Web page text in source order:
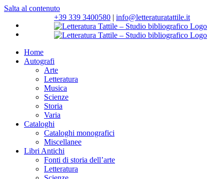
Salta al contenuto
+39 339 3400580 | info@letteraturatattile.it
Home
Autografi
Arte
Letteratura
Musica
Scienze
Storia
Varia
Cataloghi
Cataloghi monografici
Miscellanee
Libri Antichi
Fonti di storia dell’arte
Letteratura